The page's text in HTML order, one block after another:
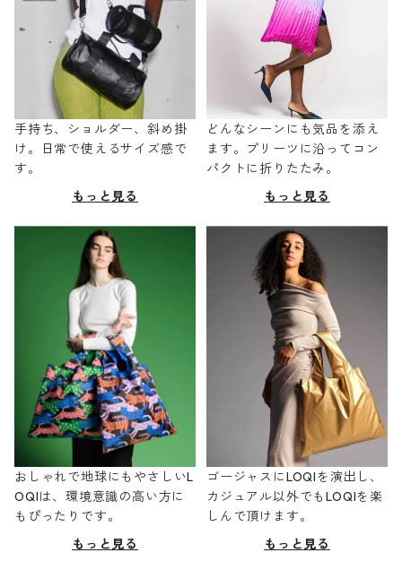
手持ち、ショルダー、斜め掛
け。日常で使えるサイズ感で
す。
もっと見る
どんなシーンにも気品を添え
ます。プリーツに沿ってコン
パクトに折りたたみ。
もっと見る
おしゃれで地球にもやさしいL
OQIは、環境意識の高い方に
もぴったりです。
もっと見る
ゴージャスにLOQIを演出し、
カジュアル以外でもLOQIを楽
しんで頂けます。
もっと見る